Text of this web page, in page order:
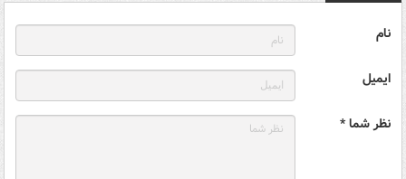
نام
ایمیل
نظر شما *